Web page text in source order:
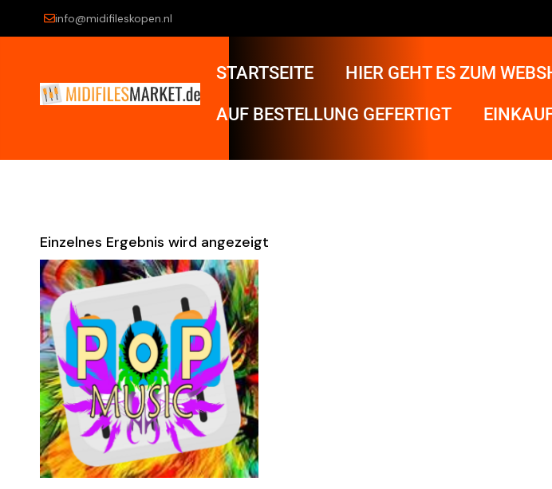
info@midifileskopen.nl
STARTSEITE HIER GEHT ES ZUM
AUF BESTELLUNG GEFERTIGT
Einzelnes Ergebnis wird angezeigt